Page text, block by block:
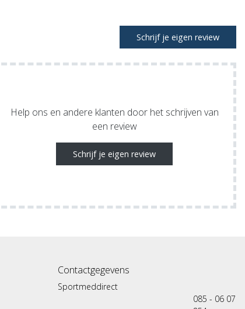
Schrijf je eigen review
Help ons en andere klanten door het schrijven van
een review
Schrijf je eigen review
Contactgegevens
Sportmeddirect
085 - 06 07